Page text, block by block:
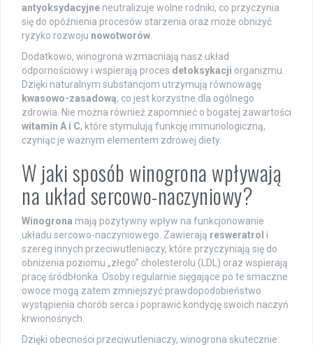
antyoksydacyjne neutralizuje wolne rodniki, co przyczynia
się do opóźnienia procesów starzenia oraz może obniżyć
ryzyko rozwoju nowotworów
Dodatkowo, winogrona wzmacniają nasz układ
odpornościowy i wspierają proces detoksykacji organizmu.
Dzięki naturalnym substancjom utrzymują równowagę
kwasowo-zasadową, co jest korzystne dla ogólnego
zdrowia. Nie można również zapomnieć o bogatej zawartości
witamin A i C, które stymulują funkcję immunologiczną,
czyniąc je ważnym elementem zdrowej diety.
W jaki sposób winogrona wpływają
na układ sercowo-naczyniowy?
Winogrona mają pozytywny wpływ na funkcjonowanie
układu sercowo-naczyniowego. Zawierają resweratrol i
szereg innych przeciwutleniaczy, które przyczyniają się do
obniżenia poziomu „złego” cholesterolu (LDL) oraz wspierają
pracę śródbłonka. Osoby regularnie sięgające po te smaczne
owoce mogą zatem zmniejszyć prawdopodobieństwo
wystąpienia chorób serca i poprawić kondycję swoich naczyń
krwionośnych.
Dzięki obecności przeciwutleniaczy, winogrona skutecznie